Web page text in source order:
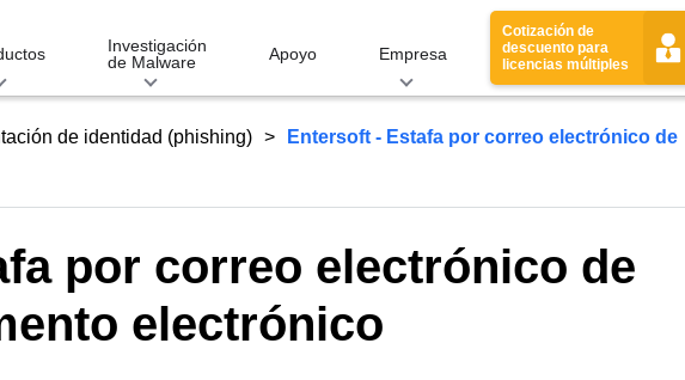
Investigación
de Malware
Apoyo Empresa
Cotización de
descuento para
licencias múltiples
de identidad (phishing)
Entersoft - Estafa por correo electrónico de
por correo electrónico de
electrónico